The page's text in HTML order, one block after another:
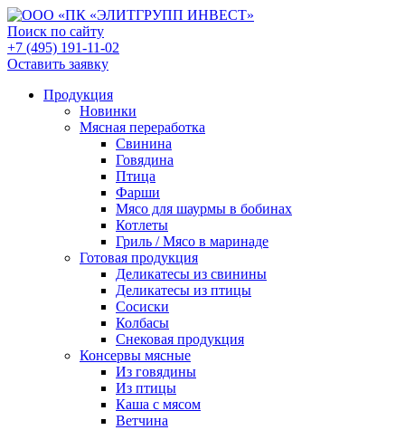
Поиск по сайту
+7 (495) 191-11-02
Оставить заявку
Продукция
Новинки
Мясная переработка
Свинина
Говядина
Птица
Фарши
Мясо для шаурмы в бобинах
Котлеты
Гриль / Мясо в маринаде
Готовая продукция
Деликатесы из свинины
Деликатесы из птицы
Сосиски
Колбасы
Снековая продукция
Консервы мясные
Из говядины
Из птицы
Каша с мясом
Ветчина